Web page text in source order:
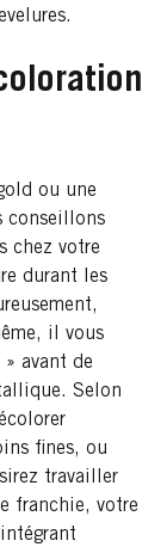
ou une
conseillons
chez votre
durant les
il vous
avant de
Selon
fines, ou
travailler
franchie, votre